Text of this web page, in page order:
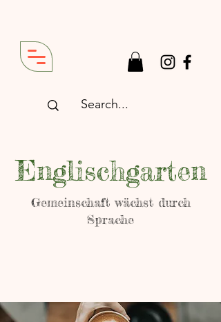
Englischgarten
Gemeinschaft wächst durch
Sprache